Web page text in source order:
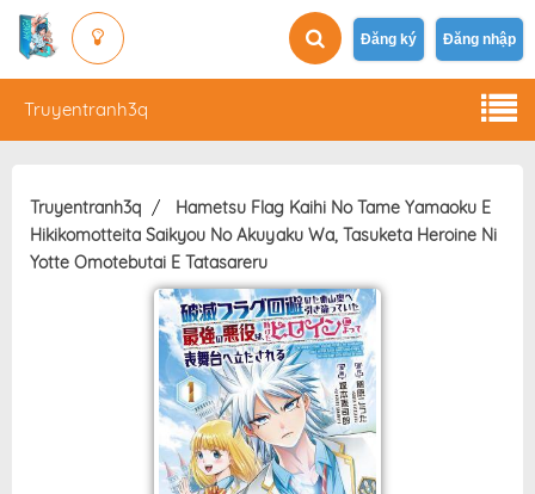
Đăng ký Đăng nhập
Truyentranh3q
Truyentranh3q
Hametsu Flag Kaihi No Tame Yamaoku E
Hikikomotteita Saikyou No Akuyaku Wa, Tasuketa Heroine Ni
Yotte Omotebutai E Tatasareru